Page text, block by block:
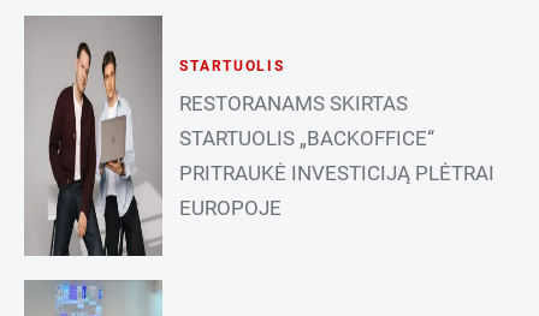
STARTUOLIS
RESTORANAMS SKIRTAS
STARTUOLIS „BACKOFFICE“
PRITRAUKĖ INVESTICIJĄ PLĖTRAI
EUROPOJE